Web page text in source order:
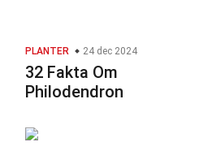
PLANTER 24 dec 2024
32 Fakta Om
Philodendron